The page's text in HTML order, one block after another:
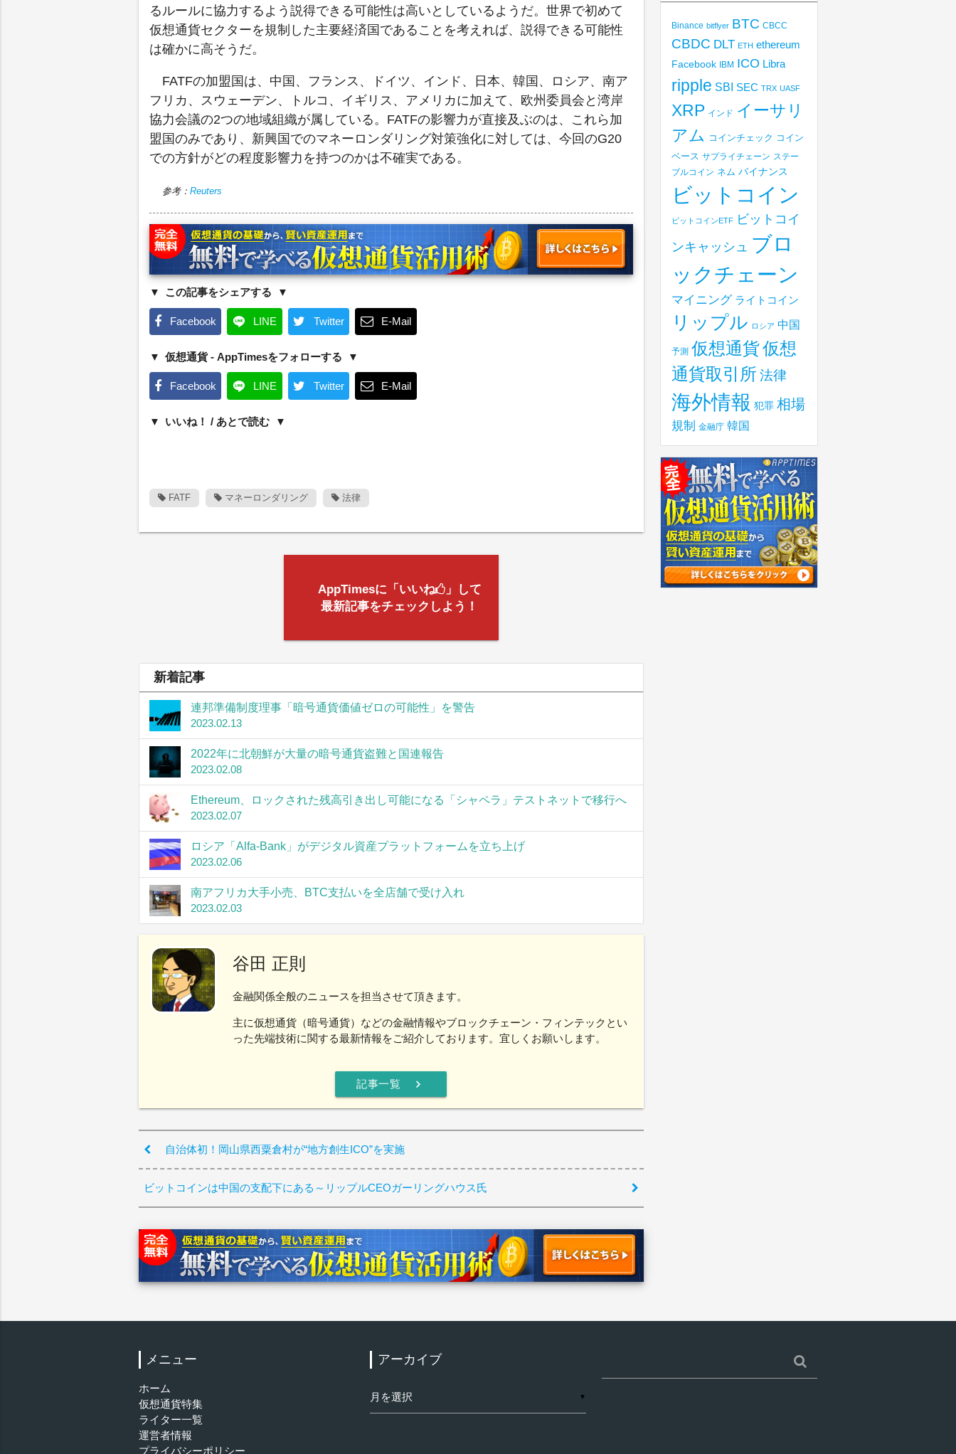
るルールに協力するよう説得できる可能性は高いとしているようだ。世界で初めて
仮想通貨セクターを規制した主要経済国であることを考えれば、説得できる可能性
は確かに高そうだ。
FATFの加盟国は、中国、フランス、ドイツ、インド、日本、韓国、ロシア、南ア
フリカ、スウェーデン、トルコ、イギリス、アメリカに加えて、欧州委員会と湾岸
協力会議の2つの地域組織が属している。FATFの影響力が直接及ぶのは、これら加
盟国のみであり、新興国でのマネーロンダリング対策強化に対しては、今回のG20
での方針がどの程度影響力を持つのかは不確実である。
参考： Reuters
この記事をシェアする
Facebook LINE Twitter E-Mail
仮想通貨 - AppTimesをフォローする
Facebook LINE Twitter E-Mail
いいね！ / あとで読む
FATF マネーロンダリング 法律
AppTimesに「いいね
」して
最新記事をチェックしよう！
新着記事
連邦準備制度理事「暗号通貨価値ゼロの可能性」を警告
2023.02.13
2022年に北朝鮮が大量の暗号通貨盗難と国連報告
2023.02.08
Ethereum、ロックされた残高引き出し可能になる「シャペラ」テストネットで移行へ
2023.02.07
ロシア「Alfa-Bank」がデジタル資産プラットフォームを立ち上げ
2023.02.06
南アフリカ大手小売、BTC支払いを全店舗で受け入れ
2023.02.03
谷田 正則
金融関係全般のニュースを担当させて頂きます。
主に仮想通貨（暗号通貨）などの金融情報やブロックチェーン・フィンテックとい
った先端技術に関する最新情報をご紹介しております。宜しくお願いします。
記事一覧 chevron_right
自治体初！岡山県西粟倉村が“地方創生ICO”を実施
ビットコインは中国の支配下にある～リップルCEOガーリングハウス氏
Binance bitflyer BTC CBCC
CBDC DLT ETH ethereum
Facebook IBM ICO Libra
ripple SBI SEC TRX UASF
XRP インド イーサリ
アム コインチェック コイン
ベース サプライチェーン ステー
ブルコイン ネム バイナンス
ビットコイン
ビットコインETF
ビットコイ
ンキャッシュ ブロ
ックチェーン
マイニング ライトコイン
リップル ロシア 中国
予測 仮想通貨仮想
通貨取引所 法律
海外情報 犯罪 相場
規制 金融庁 韓国
メニュー
ホーム
仮想通貨特集
ライター一覧
運営者情報
プライバシーポリシー
アーカイブ
ー
カ
▼
索: